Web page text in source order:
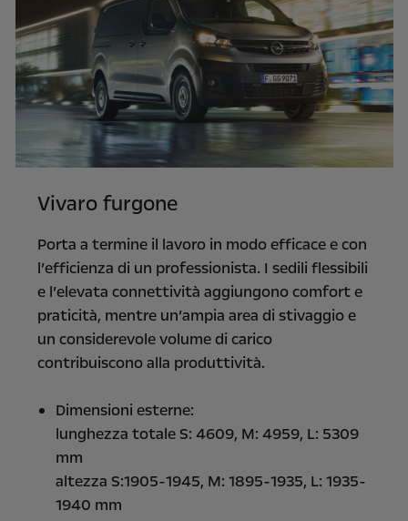
Vivaro furgone
Porta a termine il lavoro in modo efficace e con
l’efficienza di un professionista. I sedili flessibili
e l’elevata connettività aggiungono comfort e
praticità, mentre un’ampia area di stivaggio e
un considerevole volume di carico
contribuiscono alla produttività.
Dimensioni esterne:
lunghezza totale S: 4609, M: 4959, L: 5309
mm
altezza S:1905-1945, M: 1895-1935, L: 1935-
1940 mm